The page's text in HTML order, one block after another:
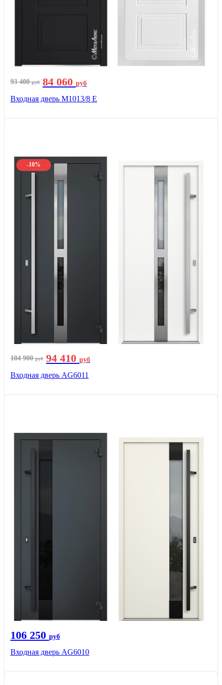
93 400руб 84 060 руб
Входная дверь М1013/8 E
-10%
104 900руб 94 410 руб
Входная дверь AG6011
106 250 руб
Входная дверь AG6010